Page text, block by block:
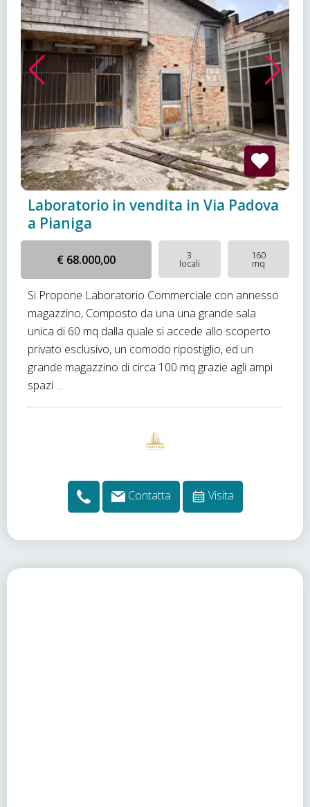
Laboratorio in vendita in Via Padova
a Pianiga
€ 68.000,00 3
locali
160
mq
Si Propone Laboratorio Commerciale con annesso
magazzino, Composto da una una grande sala
unica di 60 mq dalla quale si accede allo scoperto
privato esclusivo, un comodo ripostiglio, ed un
grande magazzino di circa 100 mq grazie agli ampi
spazi ...
Contatta Visita